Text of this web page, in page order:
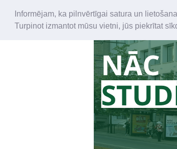
Informējam, ka pilnvērtīgai satura un
Turpinot izmantot mūsu vietni, jūs piekrītat